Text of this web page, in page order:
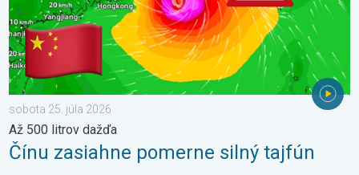
sobota 25. júla 2026
Až 500 litrov dažďa
Čínu zasiahne pomerne silný tajfún